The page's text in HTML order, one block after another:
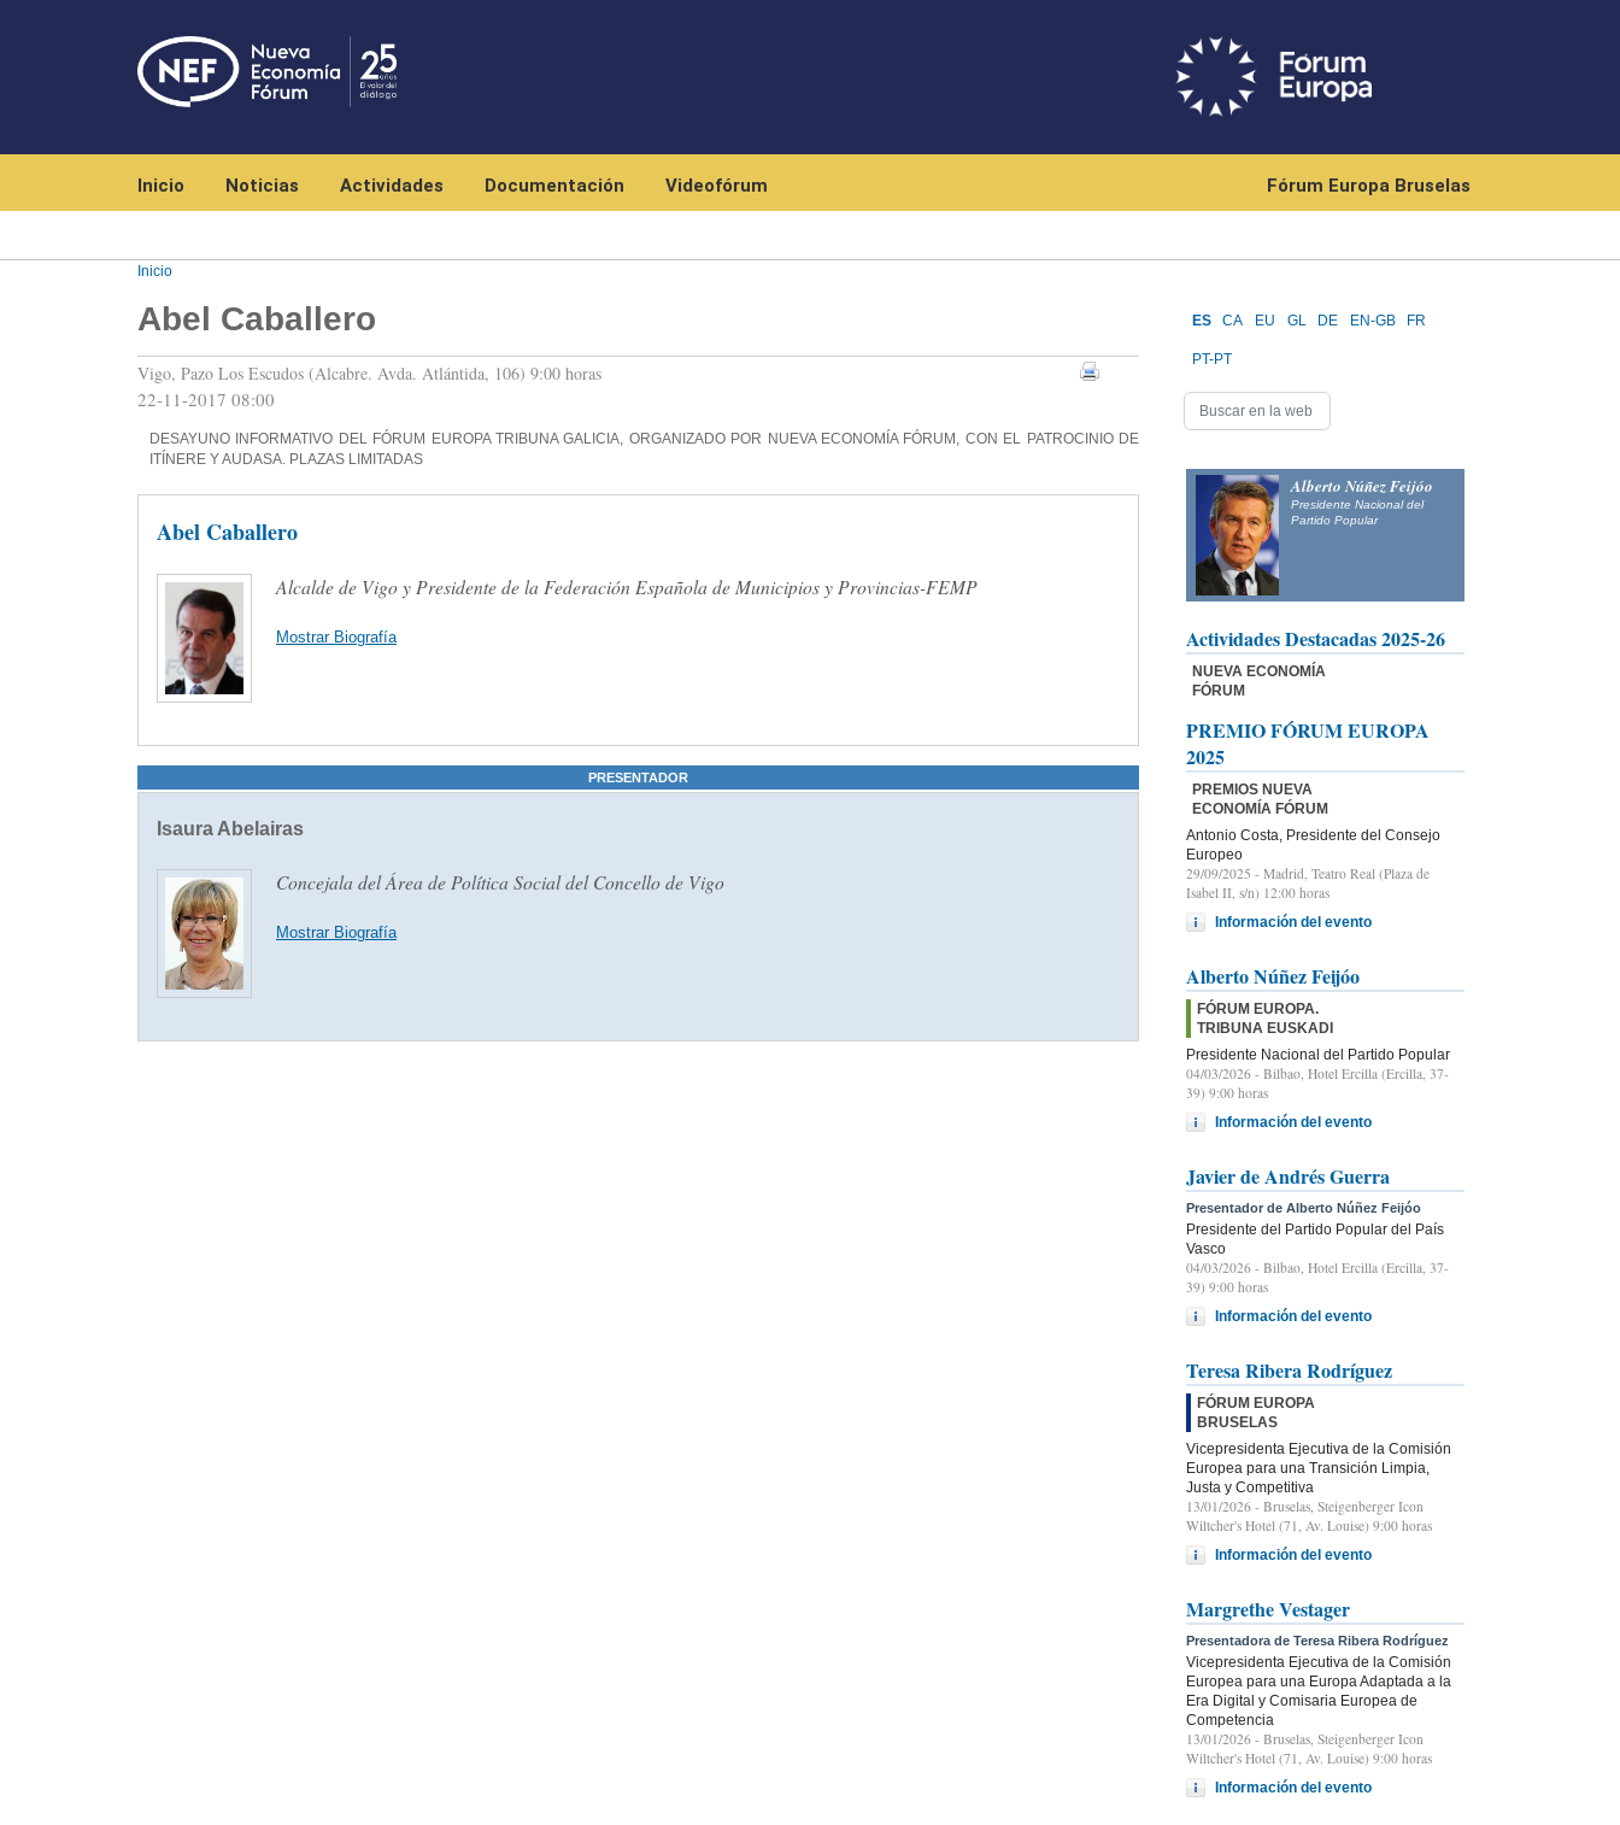
Inicio Noticias Actividades Documentación Videofórum Fórum Europa Bruselas
Inicio
Abel Caballero
Vigo, Pazo Los Escudos (Alcabre. Avda. Atlántida, 106) 9:00 horas
22-11-2017 08:00
DESAYUNO INFORMATIVO DEL FÓRUM EUROPA TRIBUNA GALICIA, ORGANIZADO POR NUEVA ECONOMÍA FÓRUM, CON EL PATROCINIO DE
ITÍNERE Y AUDASA. PLAZAS LIMITADAS
Abel Caballero
Alcalde de Vigo y Presidente de la Federación Española de Municipios y Provincias-FEMP
Mostrar Biografía
PRESENTADOR
Isaura Abelairas
Concejala del Área de Política Social del Concello de Vigo
Mostrar Biografía
ES CA EU GL DE EN-GB FR
PT-PT
Alberto Núñez Feijóo
Presidente Nacional del
Partido Popular
Actividades Destacadas 2025-26
NUEVA ECONOMÍA
FÓRUM
PREMIO FÓRUM EUROPA
2025
PREMIOS NUEVA
ECONOMÍA FÓRUM
Antonio Costa, Presidente del Consejo
Europeo
29/09/2025 - Madrid, Teatro Real (Plaza de
Isabel II, s/n) 12:00 horas
Información del evento
Alberto Núñez Feijóo
FÓRUM EUROPA.
TRIBUNA EUSKADI
Presidente Nacional del Partido Popular
04/03/2026 - Bilbao, Hotel Ercilla (Ercilla, 37-
39) 9:00 horas
Información del evento
Javier de Andrés Guerra
Presentador de Alberto Núñez Feijóo
Presidente del Partido Popular del País
Vasco
04/03/2026 - Bilbao, Hotel Ercilla (Ercilla, 37-
39) 9:00 horas
Información del evento
Teresa Ribera Rodríguez
FÓRUM EUROPA
BRUSELAS
Vicepresidenta Ejecutiva de la Comisión
Europea para una Transición Limpia,
Justa y Competitiva
13/01/2026 - Bruselas, Steigenberger Icon
Wiltcher's Hotel (71, Av. Louise) 9:00 horas
Información del evento
Margrethe Vestager
Presentadora de Teresa Ribera Rodríguez
Vicepresidenta Ejecutiva de la Comisión
Europea para una Europa Adaptada a la
Era Digital y Comisaria Europea de
Competencia
13/01/2026 - Bruselas, Steigenberger Icon
Wiltcher's Hotel (71, Av. Louise) 9:00 horas
Información del evento